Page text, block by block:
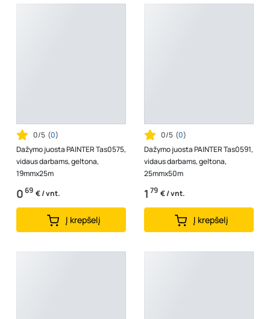
0/5 (0)
Dažymo juosta PAINTER Tas0575,
vidaus darbams, geltona,
19mmx25m
069 € / vnt.
Į krepšelį
0/5 (0)
Dažymo juosta PAINTER Tas0591,
vidaus darbams, geltona,
25mmx50m
1 79 € / vnt.
Į krepšelį